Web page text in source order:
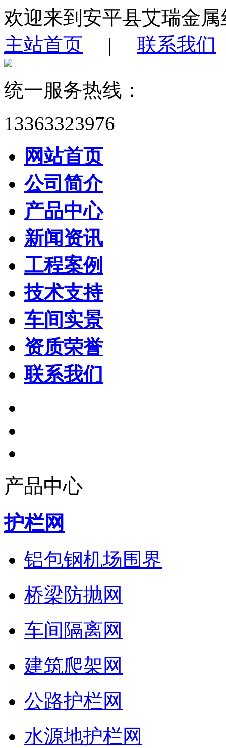
欢迎来到安平县艾瑞金
主站首页 | 联系我们
统一服务热线：
13363323976
网站首页
公司简介
产品中心
新闻资讯
工程案例
技术支持
车间实景
资质荣誉
联系我们
产品中心
护栏网
铝包钢机场围界
桥梁防抛网
车间隔离网
建筑爬架网
公路护栏网
水源地护栏网